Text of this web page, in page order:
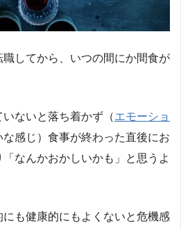
してから、いつの間にか間食が
ないと落ち着かず（エモーショ
な感じ）食事が終わった直後にお
なんかおかしいかも」と思うよ
も健康的にもよくないと危機感